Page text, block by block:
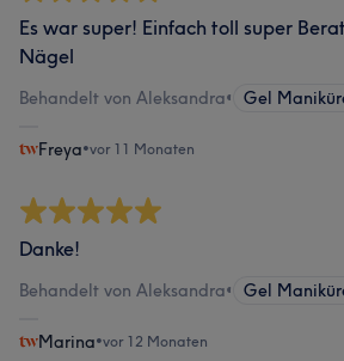
Es war super! Einfach toll super
Nägel
Behandelt von Aleksandra• Gel
Freya•vor 11 Monaten
Danke!
Behandelt von Aleksandra• Gel
Marina•vor 12 Monaten